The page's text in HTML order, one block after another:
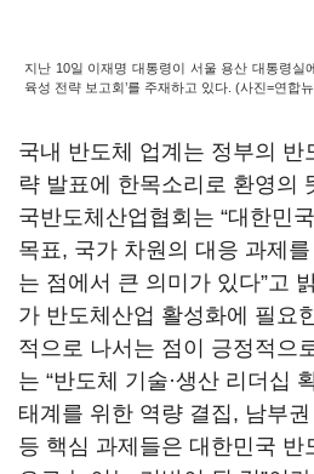
지난 10일 이재명 대통령이 서울 용산 대통령실
육성 전략 보고회’를 주재하고 있다. (사진=연합
국내 반도체 업계는 정부의 반
략 발표에 한목소리로 환영의
국반도체산업협회는 “대한민
목표, 국가 차원의 대응 과제
는 점에서 큰 의미가 있다”고
가 반도체산업 활성화에 필요
적으로 나서는 점이 긍정적으
는 “반도체 기술·생산 리더십
태계를 위한 역량 결집, 남부
등 핵심 과제들은 대한민국 반